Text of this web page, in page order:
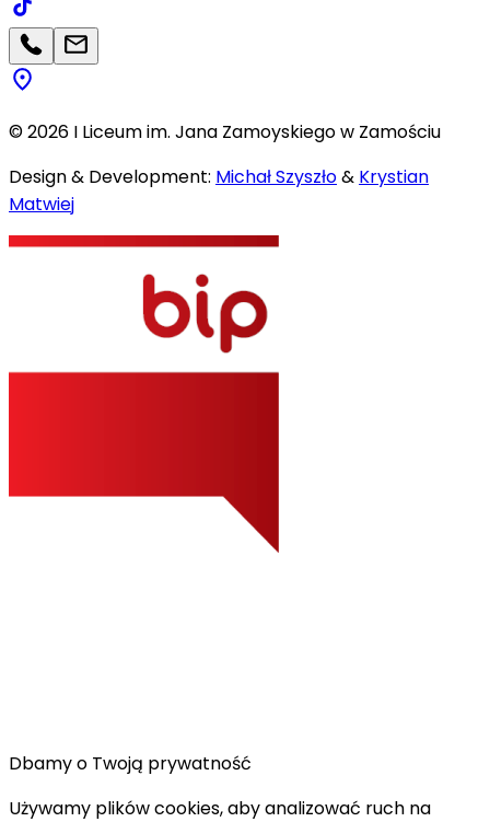
©2026 I Liceum im. Jana Zamoyskiego w Zamościu
Design & Development: Michał Szyszło& Krystian
Matwiej
Dbamy o Twoją prywatność
Używamy plików cookies, aby analizować ruch na